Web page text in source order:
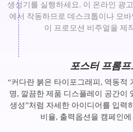
생성기를 실행하세요. 이 온라인 광
에서 작동하므로 데스크톱이나 모
이 프로모션 비주얼을 제
포스터 프롬
“커다란 붉은 타이포그래피, 역동적
명, 깔끔한 제품 디스플레이 공간이
생성”처럼 자세한 아이디어를 입력
비율, 출력옵션을 캠페인